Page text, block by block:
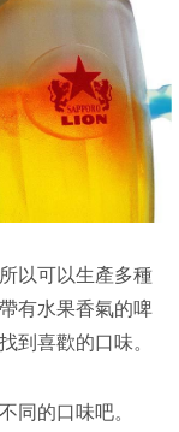
以可以生產多種
有水果香氣的啤
到喜歡的口味。
同的口味吧。